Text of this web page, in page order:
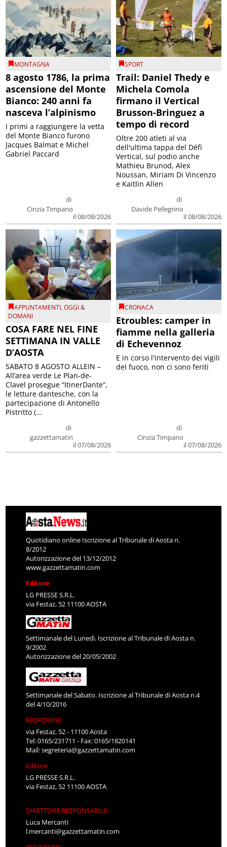
MONTAGNA
8 agosto 1786, la prima
ascensione del Monte
Bianco: 240 anni fa
nasceva l’alpinismo
di
Cinzia Timpano
il 08/08/2026
I primi a raggiungere la vetta
del Monte Bianco furono
Jacques Balmat e Michel
Gabriel Paccard
SPORT
Trail: Daniel Thedy e
Michela Comola
firmano il Vertical
Brusson-Bringuez a
tempo di record
di
Davide Pellegrino
il 08/08/2026
Oltre 200 atleti al via
dell'ultima tappa del Défì
Vertical, sul podio anche
Mathieu Brunod, Alex
Noussan, Miriam Di Vincenzo
e Kaitlin Allen
APPUNTAMENTI,OGGI &
DOMANI
COSA FARE NEL FINE
SETTIMANA IN VALLE
D’AOSTA
di
gazzettamatin
il 07/08/2026
SABATO 8 AGOSTO ALLEIN –
All’area verde Le Plan-de-
Clavel prosegue “ItinerDante”,
le letture dantesche, con la
partecipazione di Antonello
Pistritto (...
CRONACA
Etroubles: camper in
fiamme nella galleria
di Echevennoz
di
Cinzia Timpano
il 07/08/2026
E in corso l'intervento dei vigili
del fuoco, non ci sono feriti
Quotidiano online Iscrizione al Tribunale di Aosta n.
8/2012
Autorizzazione del 13/12/2012
www.gazzettamatin.com
Editore
LG PRESSE S.R.L.
via Festaz, 52 11100 AOSTA
Settimanale del Lunedì. Iscrizione al Tribunale di Aosta n.
9/2002
Autorizzazione del 20/05/2002
Settimanale del Sabato. Iscrizione al Tribunale di Aosta n.4
del 4/10/2016
REDAZIONE
via Festaz, 52 - 11100 Aosta
Tel: 0165/231711 - Fax: 0165/1820141
Mail:segreteria@gazzettamatin.com
Editore
LG PRESSE S.R.L.
via Festaz, 52 11100 AOSTA
DIRETTORE RESPONSABILE
Luca Mercanti
l.mercanti@gazzettamatin.com